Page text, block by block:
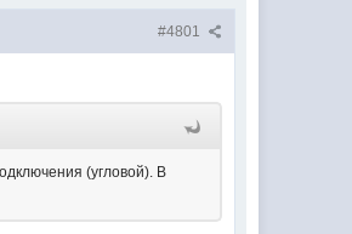
#4801
(угловой). В